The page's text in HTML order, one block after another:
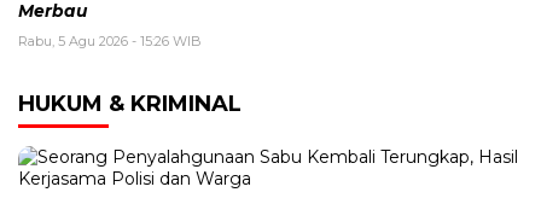
Merbau
Rabu, 5 Agu 2026 - 15:26 WIB
HUKUM & KRIMINAL